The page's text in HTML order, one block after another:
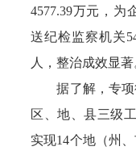
4577.39万元，为
送纪检监察机关
人，整治成效显著
据了解，专项
区、地、县三级
实现14个地（州